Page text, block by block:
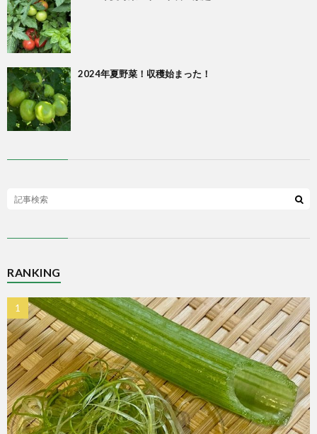
2024年夏野菜！収穫始まった！
RANKING